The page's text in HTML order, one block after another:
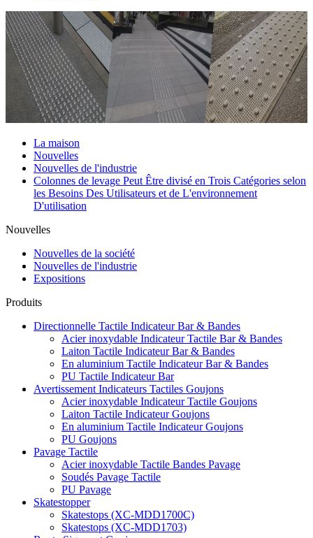
La maison
Nouvelles
Nouvelles de l'industrie
Colonnes de levage Peut Être divisé en Trois Catégories selon
les Besoins Des Utilisateurs et de L'environnement
D'utilisation
Nouvelles
Nouvelles de la société
Nouvelles de l'industrie
Expositions
Produits
Directionnelle Tactile Indicateur Bar & Bandes
Acier inoxydable Indicateur Tactile Bar & Bandes
Laiton Tactile Indicateur Bar & Bandes
En aluminium Tactile Indicateur Bar & Bandes
PU Tactile Indicateur Bar
Avertissement Indicateurs Tactiles Goujons
Acier inoxydable Indicateur Tactile Goujons
Laiton Tactile Indicateur Goujons
En aluminium Tactile Indicateur Goujons
PU Goujons
Pavage Tactile
Acier inoxydable Tactile Bandes Pavage
Soudés Pavage Tactile
PU Pavage
Skatestopper
Skatestops (XC-MDD1700C)
Skatestops (XC-MDD1703)